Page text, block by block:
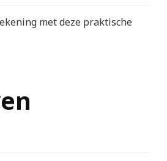
met deze praktische